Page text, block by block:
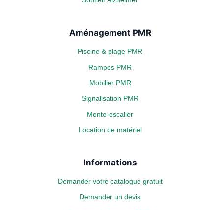
Aménagement PMR
Piscine & plage PMR
Rampes PMR
Mobilier PMR
Signalisation PMR
Monte-escalier
Location de matériel
Informations
Demander votre catalogue gratuit
Demander un devis